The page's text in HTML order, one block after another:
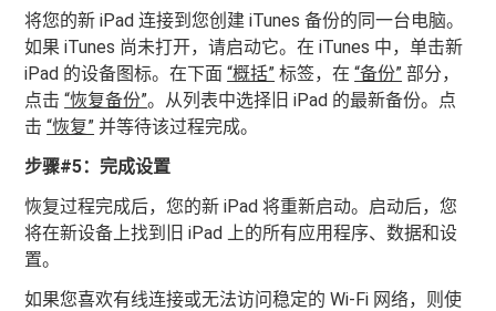
将您的新 iPad 连接到您创建 iTunes 备份的同一台电脑。
如果 iTunes 尚未打开，请启动它。在 iTunes 中，单击新
iPad 的设备图标。在下面“概括” 标签，在“备份” 部分，
点击“恢复备份”。从列表中选择旧 iPad 的最新备份。点
击“恢复” 并等待该过程完成。
步骤#5：完成设置
恢复过程完成后，您的新 iPad 将重新启动。启动后，您
将在新设备上找到旧 iPad 上的所有应用程序、数据和设
置。
如果您喜欢有线连接或无法访问稳定的 Wi-Fi 网络，则使